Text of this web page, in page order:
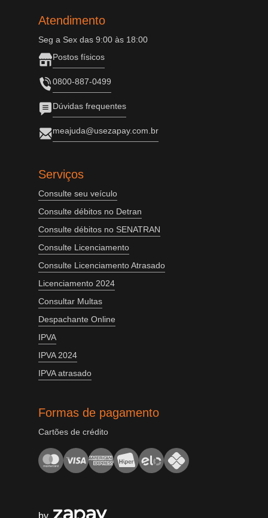
Atendimento
Seg a Sex das 9:00 às 18:00
Postos físicos
0800-887-0499
Dúvidas frequentes
meajuda@usezapay.com.br
Serviços
Consulte seu veículo
Consulte débitos no Detran
Consulte débitos no SENATRAN
Consulte Licenciamento
Consulte Licenciamento Atrasado
Licenciamento 2024
Consultar Multas
Despachante Online
IPVA
IPVA 2024
IPVA atrasado
Formas de pagamento
Cartões de crédito
by